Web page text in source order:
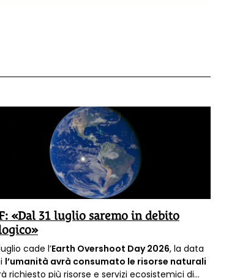
«Dal 31 luglio saremo in debito
cade l’Earth Overshoot Day 2026, la data
l’umanità avrà consumato le risorse naturali
richiesto più risorse e servizi ecosistemici di